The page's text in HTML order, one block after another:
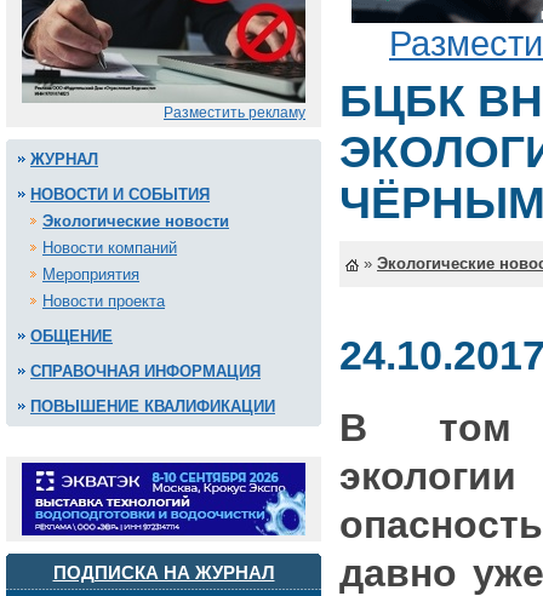
Разместить рекламу
ЖУРНАЛ
НОВОСТИ И СОБЫТИЯ
Экологические новости
Новости компаний
Мероприятия
Новости проекта
ОБЩЕНИЕ
СПРАВОЧНАЯ ИНФОРМАЦИЯ
ПОВЫШЕНИЕ КВАЛИФИКАЦИИ
ПОДПИСКА НА ЖУРНАЛ
БЦБК
» Экологические
В том
давно